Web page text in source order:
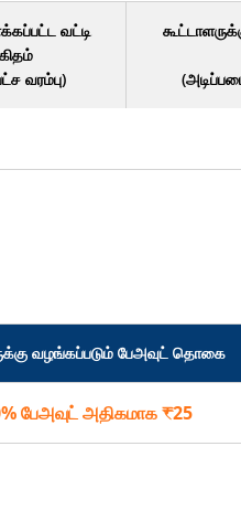
வட்டி
வரம்பு)
வழங்கப்படும் பேஅவுட் தொகை
பேஅவுட் அதிகமாக ₹25